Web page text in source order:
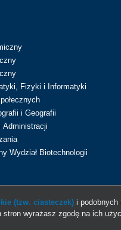
Fizyki i Informatyki
i Geografii
Administracji
Wydział Biotechnologii
© 2013-2026
(tzw. ciasteczek)i podobnych
wyrażasz zgodę na ich